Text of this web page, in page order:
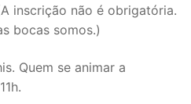
inscrição não é obrigatória.
bocas somos.)
Quem se animar a